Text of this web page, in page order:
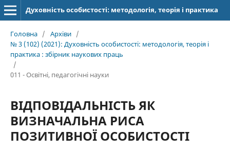
Духовність особистості: методологія, теорія і практика
Головна / Архіви /
№ 3 (102) (2021): Духовність особистості: методологія, теорія і
практика : збірник наукових праць
/
011 - Освітні, педагогічні науки
ВІДПОВІДАЛЬНІСТЬ ЯК
ВИЗНАЧАЛЬНА РИСА
ПОЗИТИВНОЇ ОСОБИСТОСТІ